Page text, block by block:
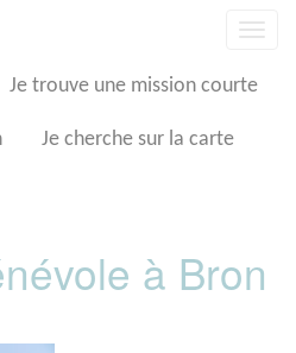
Je trouve une mission courte
Je cherche sur la carte
à Bron